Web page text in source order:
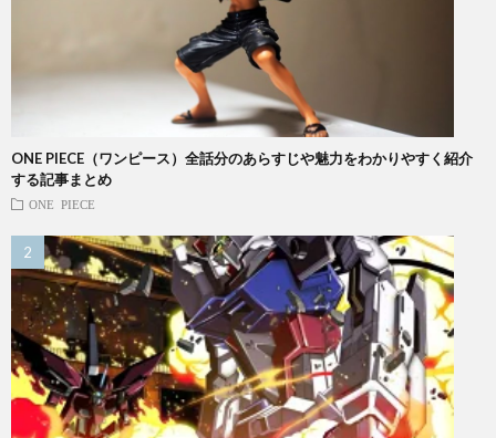
ONE PIECE（ワンピース）全話分のあらすじや魅力をわかりやすく紹介
する記事まとめ
ONE PIECE